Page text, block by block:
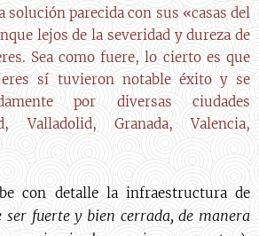
solución parecida con sus «casas del
lejos de la severidad y dureza de
Sea como fuere, lo cierto es que
sí tuvieron notable éxito y se
por diversas ciudades
Valladolid, Granada, Valencia,
con detalle la infraestructura de
ser fuerte y bien cerrada, de manera